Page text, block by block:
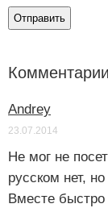
Комментарии
Andrey
23.07.2014
Не мог не
русском нет,
Вместе быстро